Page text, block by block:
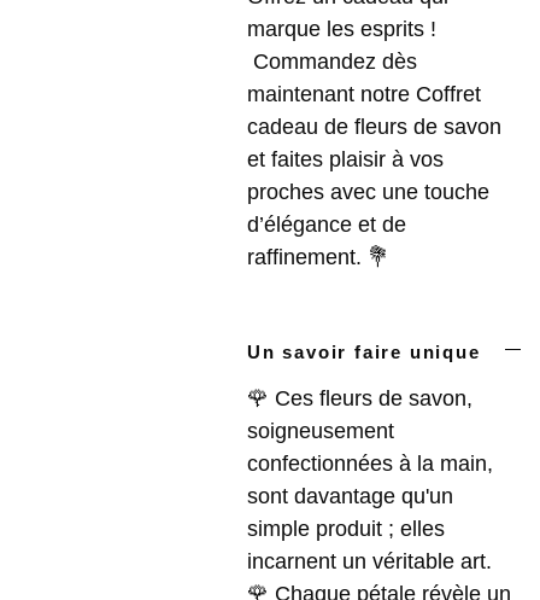
marque les esprits !
Commandez dès
maintenant notre Coffret
cadeau de fleurs de savon
et faites plaisir à vos
proches avec une touche
d’élégance et de
raffinement. 💐
Un savoir faire unique
🌹 Ces fleurs de savon,
soigneusement
confectionnées à la main,
sont davantage qu'un
simple produit ; elles
incarnent un véritable art.
🌹 Chaque pétale révèle un